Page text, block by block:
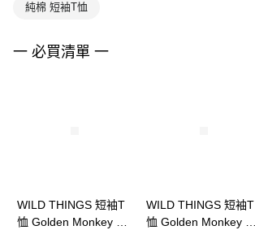
純棉 短袖T恤
一 必買清單 一
WILD THINGS 短袖T
恤 Golden Monkey 印
WILD THINGS 短袖T
恤 Golden Monkey 印